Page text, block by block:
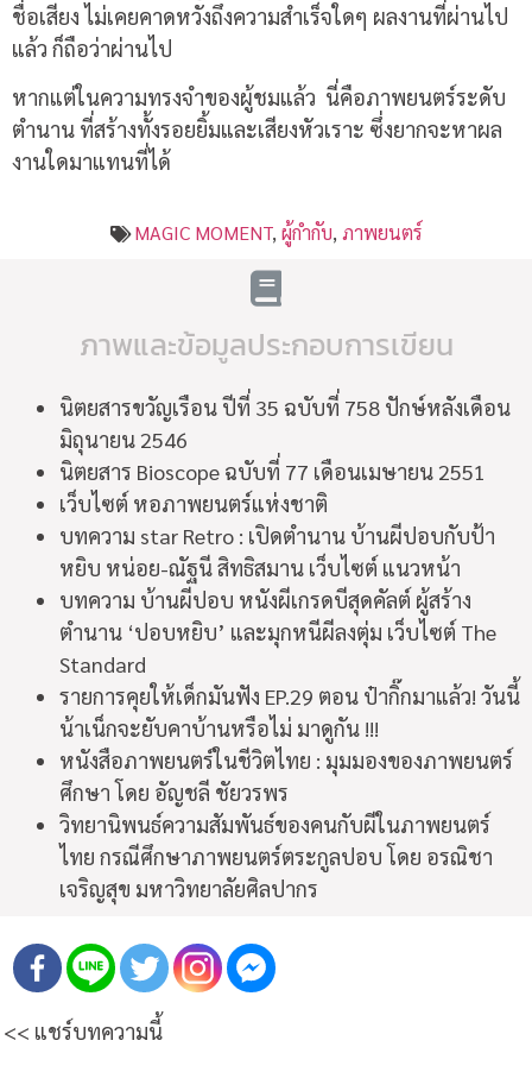
ชื่อเสียง ไม่เคยคาดหวังถึงความสำเร็จใดๆ ผลงานที่ผ่านไป
แล้ว ก็ถือว่าผ่านไป
หากแต่ในความทรงจำของผู้ชมแล้ว นี่คือภาพยนตร์ระดับ
ตำนาน ที่สร้างทั้งรอยยิ้มและเสียงหัวเราะ ซึ่งยากจะหาผล
งานใดมาแทนที่ได้
MAGIC MOMENT, ผู้กำกับ, ภาพยนตร์
ภาพและข้อมูลประกอบการเขียน
นิตยสารขวัญเรือน ปีที่ 35 ฉบับที่ 758 ปักษ์หลังเดือน
มิถุนายน 2546
นิตยสาร Bioscope ฉบับที่ 77 เดือนเมษายน 2551
เว็บไซต์ หอภาพยนตร์แห่งชาติ
บทความ star Retro : เปิดตำนาน บ้านผีปอบกับป้า
หยิบ หน่อย-ณัฐนี สิทธิสมาน เว็บไซต์ แนวหน้า
บทความ บ้านผีปอบ หนังผีเกรดบีสุดคัลต์ ผู้สร้าง
ตำนาน ‘ปอบหยิบ’ และมุกหนีผีลงตุ่ม เว็บไซต์ The
Standard
รายการคุยให้เด็กมันฟัง EP.29 ตอน ป๋ากิ๊กมาแล้ว! วันนี้
น้าเน็กจะยับคาบ้านหรือไม่ มาดูกัน !!!
หนังสือภาพยนตร์ในชีวิตไทย : มุมมองของภาพยนตร์
ศึกษา โดย อัญชลี ชัยวรพร
วิทยานิพนธ์ความสัมพันธ์ของคนกับผีในภาพยนตร์
ไทย กรณีศึกษาภาพยนตร์ตระกูลปอบ โดย อรณิชา
เจริญสุข มหาวิทยาลัยศิลปากร
<< แชร์บทความนี้